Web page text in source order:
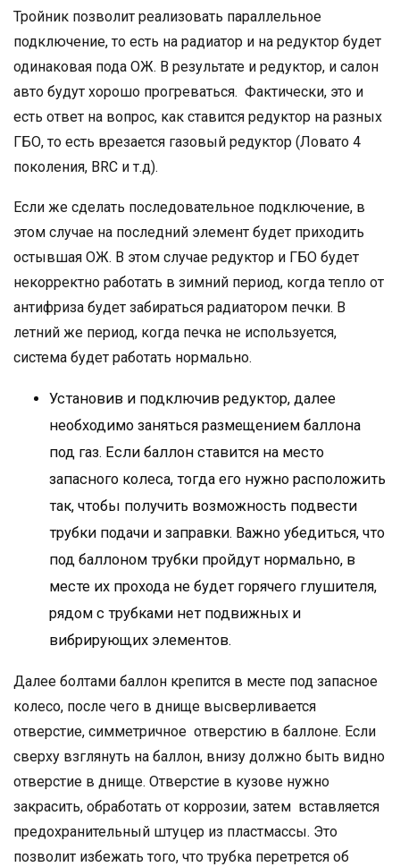
Тройник позволит реализовать параллельное
подключение, то есть на радиатор и на редуктор будет
одинаковая пода ОЖ. В результате и редуктор, и салон
авто будут хорошо прогреваться. Фактически, это и
есть ответ на вопрос, как ставится редуктор на разных
ГБО, то есть врезается газовый редуктор (Ловато 4
поколения, BRC и т.д).
Если же сделать последовательное подключение, в
этом случае на последний элемент будет приходить
остывшая ОЖ. В этом случае редуктор и ГБО будет
некорректно работать в зимний период, когда тепло от
антифриза будет забираться радиатором печки. В
летний же период, когда печка не используется,
система будет работать нормально.
Установив и подключив редуктор, далее
необходимо заняться размещением баллона
под газ. Если баллон ставится на место
запасного колеса, тогда его нужно расположить
так, чтобы получить возможность подвести
трубки подачи и заправки. Важно убедиться, что
под баллоном трубки пройдут нормально, в
месте их прохода не будет горячего глушителя,
рядом с трубками нет подвижных и
вибрирующих элементов.
Далее болтами баллон крепится в месте под запасное
колесо, после чего в днище высверливается
отверстие, симметричное отверстию в баллоне. Если
сверху взглянуть на баллон, внизу должно быть видно
отверстие в днище. Отверстие в кузове нужно
закрасить, обработать от коррозии, затем вставляется
предохранительный штуцер из пластмассы. Это
позволит избежать того, что трубка перетрется об